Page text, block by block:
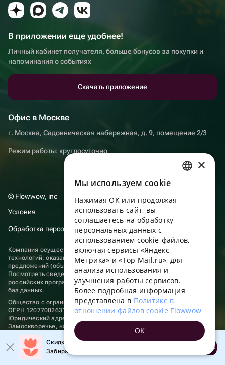
В приложении еще удобнее!
Личный кабинет получателя, больше бонусов за покупки и
напоминания о событиях
Скачать приложение
Офис в Москве
г. Москва, Садовническая набережная, д. 9, помещение 2/3
Режим работы: круглосуточно
© Flowwow, inc
Условия
Обработка персональных данных
Компания осуществляет деятельность в области информационных
технологий: оказание услуг в сети “Интернет” по размещению
предложений (объявлений) продавцов о реализации товаров.
Посмотретьсведения о программах, включенных в реестр
российских программ для электронных вычислительных машин и
баз данных.
Общество с ограниченной ответственностью «ФЛАУВАУ»
ОГРН 1207700263198, ИНН 9702020445
Юридический адрес: г. Москва, вн.тер. г. Муниципальный округ
Замоскворечье, наб. Садовническая, д. 9, помещ. 2/3.
hello@flowwow.com
8 800 555-16-15
Применяютсярекомендательные технологии
Скидка до 10% на первый заказ!
Забирайте промокод в приложении!
Открыть
ENGLISH
UKRAINIAN
PORTUGUESE
FRENCH
TURKISH
POLISH
×
Мы используем сookie
Нажимая ОК или продолжая
использовать сайт, вы
соглашаетесь на обработку
персональных данных с
использованием cookie-файлов,
включая сервисы «Яндекс
Метрика» и «Top Mail.ru», для
анализа использования и
улучшения работы сервисов.
Более подробная информация
представлена в Политике в
отношении файлов cookie Flowwow
OK